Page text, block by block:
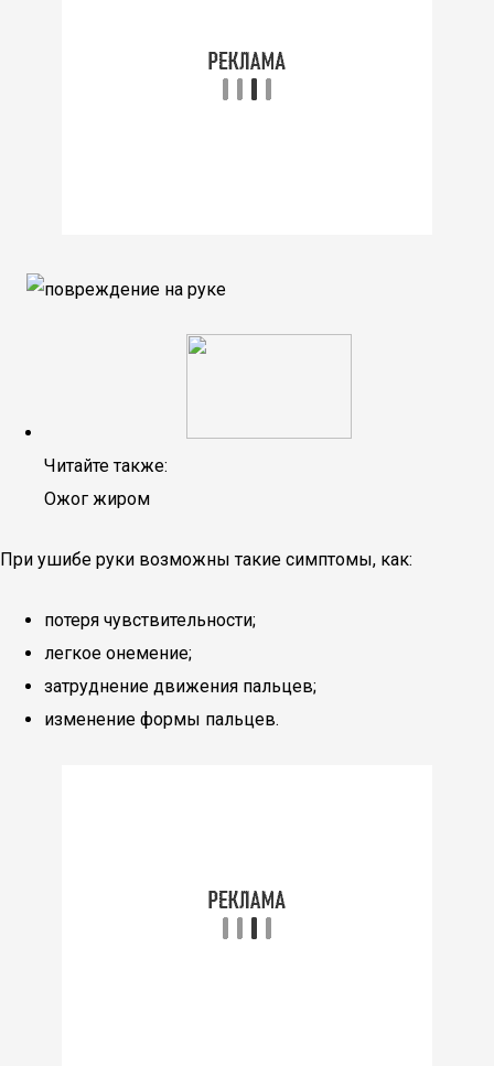
Читайте также:
Ожог жиром
При ушибе руки возможны такие симптомы, как:
потеря чувствительности;
легкое онемение;
затруднение движения пальцев;
изменение формы пальцев.